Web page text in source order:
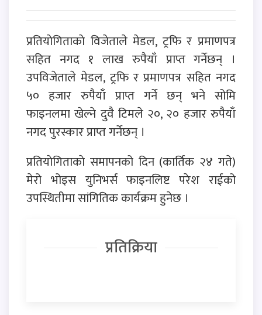
प्रतियाेगिताकाे विजेताले मेडल, ट्रफि र प्रमाणपत्र
सहित नगद १ लाख रुपैयाँ प्राप्त गर्नेछन् ।
उपविजेताले मेडल, ट्रफि र प्रमाणपत्र सहित नगद
५० हजार रुपैयाँ प्राप्त गर्ने छन् भने सोमि
फाइनलमा खेल्ने दुवै टिमले २०, २० हजार रुपैयाँ
नगद पुरस्कार प्राप्त गर्नेछन् ।
प्रतियाेगिताकाे समापनको दिन (कार्तिक २४ गते)
मेरो भोइस युनिभर्स फाइनलिष्ट परेश राईको
उपस्थितीमा सांगितिक कार्यक्रम हुनेछ ।
प्रतिक्रिया